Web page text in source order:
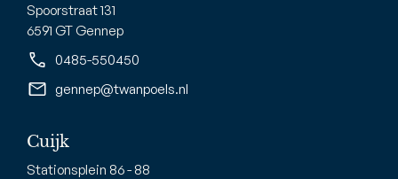
Spoorstraat 131
6591 GT Gennep
0485-550450
gennep@twanpoels.nl
Cuijk
Stationsplein 86 - 88